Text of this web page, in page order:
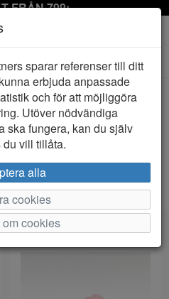
FRÅN 799:-
filter
sparar referenser till ditt
erbjuda anpassade
och för att möjliggöra
Utöver nödvändiga
ska fungera, kan du själv
vill tillåta.
alla
cookies
om cookies